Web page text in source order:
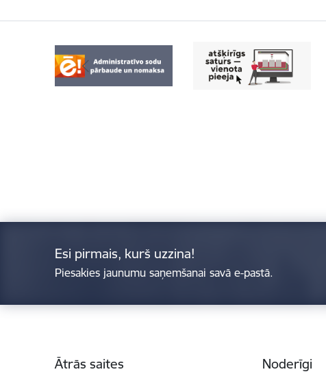
Esi pirmais, kurš uzzina!
Piesakies jaunumu saņemšanai savā e-pastā.
Ātrās saites Noderīgi